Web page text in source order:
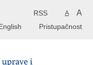
A A
RSS
Pristupačnost